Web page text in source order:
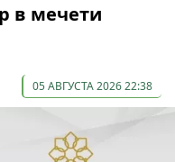
в мечети
05 АВГУСТА 2026 22:38